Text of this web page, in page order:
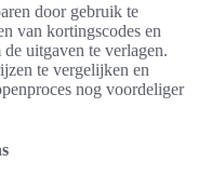
door gebruik te
van kortingscodes en
uitgaven te verlagen.
te vergelijken en
nog voordeliger